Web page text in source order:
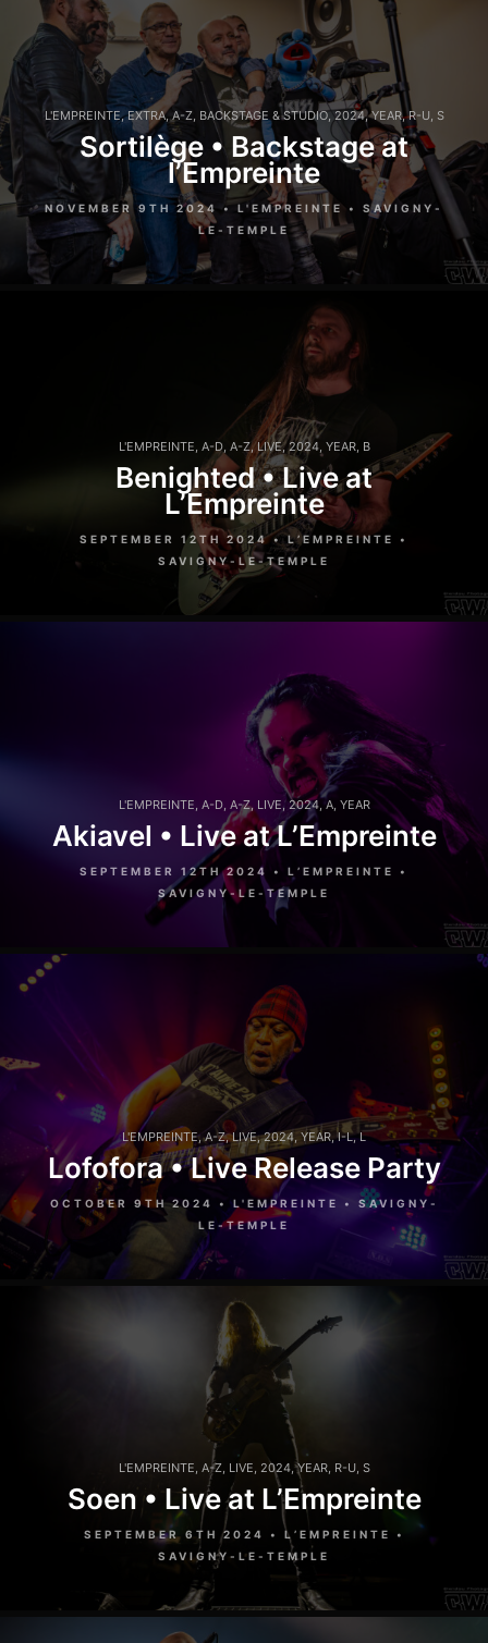
L'EMPREINTE,EXTRA, A-Z, BACKSTAGE & STUDIO,2024,YEAR,R-U S
Sortilège • Backstage at
l’Empreinte
NOVEMBER 9TH 2024 • L'EMPREINTE • SAVIGNY-
LE-TEMPLE
L'EMPREINTE, A-D, A-Z,LIVE,2024, YEAR, B
Benighted • Live at
L’Empreinte
SEPTEMBER 12TH 2024 • L’EMPREINTE •
SAVIGNY-LE-TEMPLE
L'EMPREINTE, A-D, A-Z, LIVE,2024,A, YEAR
Akiavel • Live at L’Empreinte
SEPTEMBER 12TH 2024 • L’EMPREINTE •
SAVIGNY-LE-TEMPLE
L'EMPREINTE,A-Z,LIVE,2024 YEAR,I-L,L
Lofofora • Live Release Party
OCTOBER 9TH 2024 • L'EMPREINTE • SAVIGNY-
LE-TEMPLE
L'EMPREINTE, A-Z, LIVE, 2024,YEAR, R-U, S
Soen • Live at L’Empreinte
SEPTEMBER 6TH 2024 • L’EMPREINTE •
SAVIGNY-LE-TEMPLE